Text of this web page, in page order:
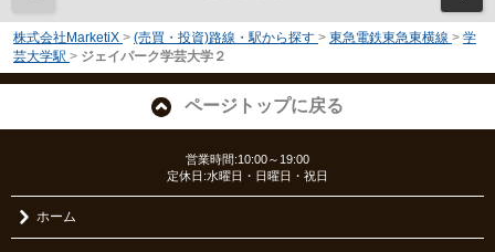
株式会社MarketiX > (売買・投資)路線・駅から探す > 東急電鉄東急東横線 > 学
芸大学駅 > ジェイパーク学芸大学２
ページトップに戻る
営業時間:10:00～19:00
定休日:水曜日・日曜日・祝日
ホーム